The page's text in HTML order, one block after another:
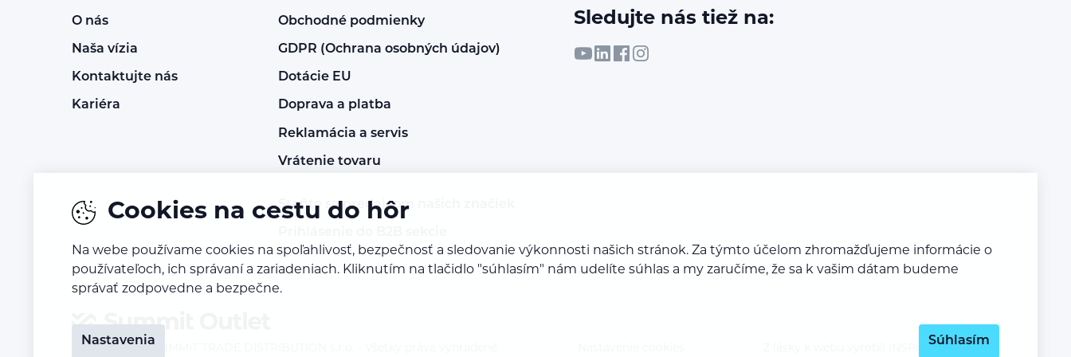
O nás
Naša vízia
Kontaktujte nás
Kariéra
Obchodné podmienky
GDPR (Ochrana osobných údajov)
Dotácie EU
Doprava a platba
Reklamácia a servis
Vrátenie tovaru
Staňte sa predajcom našich značiek
Sledujte nás tiež na:
Cookies na cestu do hôr
Na webe používame cookies na spoľahlivosť, bezpečnosť a sledovanie výkonnosti našich stránok. Za týmto účelom zhromažďujeme informácie o
používateľoch, ich správaní a zariadeniach. Kliknutím na tlačidlo "súhlasím" nám udelíte súhlas a my zaručíme, že sa k vašim dátam budeme
správať zodpovedne a bezpečne.
Nastavenia Súhlasím